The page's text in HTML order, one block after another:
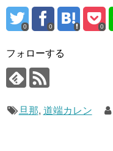
0 0 0
フォローする
旦那, 道端カレン